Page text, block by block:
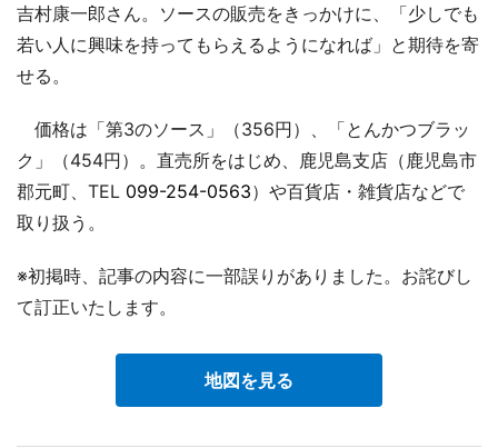
吉村康一郎さん。ソースの販売をきっかけに、「少しでも
若い人に興味を持ってもらえるようになれば」と期待を寄
せる。
価格は「第3のソース」（356円）、「とんかつブラッ
ク」（454円）。直売所をはじめ、鹿児島支店（鹿児島市
郡元町、TEL 099-254-0563）や百貨店・雑貨店などで
取り扱う。
※初掲時、記事の内容に一部誤りがありました。お詫びし
て訂正いたします。
地図を見る